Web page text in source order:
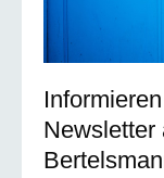
Newsletter